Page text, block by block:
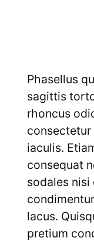
Phasellus
sagittis
rhoncus
iaculis.
consequat
sodales
lacus.
pretium